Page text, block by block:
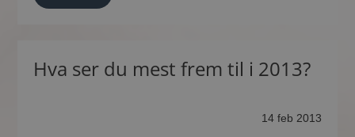
Hva ser du mest frem til i 2013?
14 feb 2013